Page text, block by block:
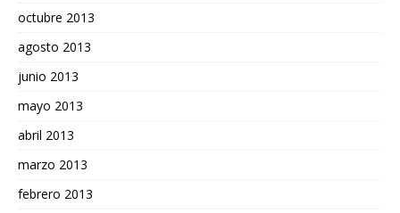
octubre 2013
agosto 2013
junio 2013
mayo 2013
abril 2013
marzo 2013
febrero 2013